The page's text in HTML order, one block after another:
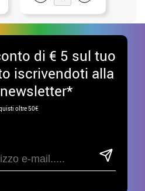
di € 5 sul tuo
iscrivendoti alla
oltre 50€